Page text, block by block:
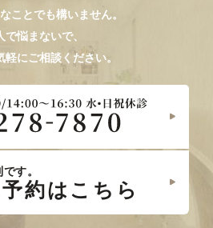
ことでも構いません。
で悩まないで、
軽にご相談ください。